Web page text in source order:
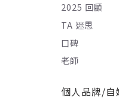
2025 回顧
TA 迷思
口碑
老師
個人品牌/